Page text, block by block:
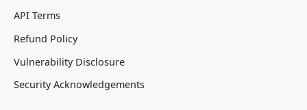
API Terms
Refund Policy
Vulnerability Disclosure
Security Acknowledgements